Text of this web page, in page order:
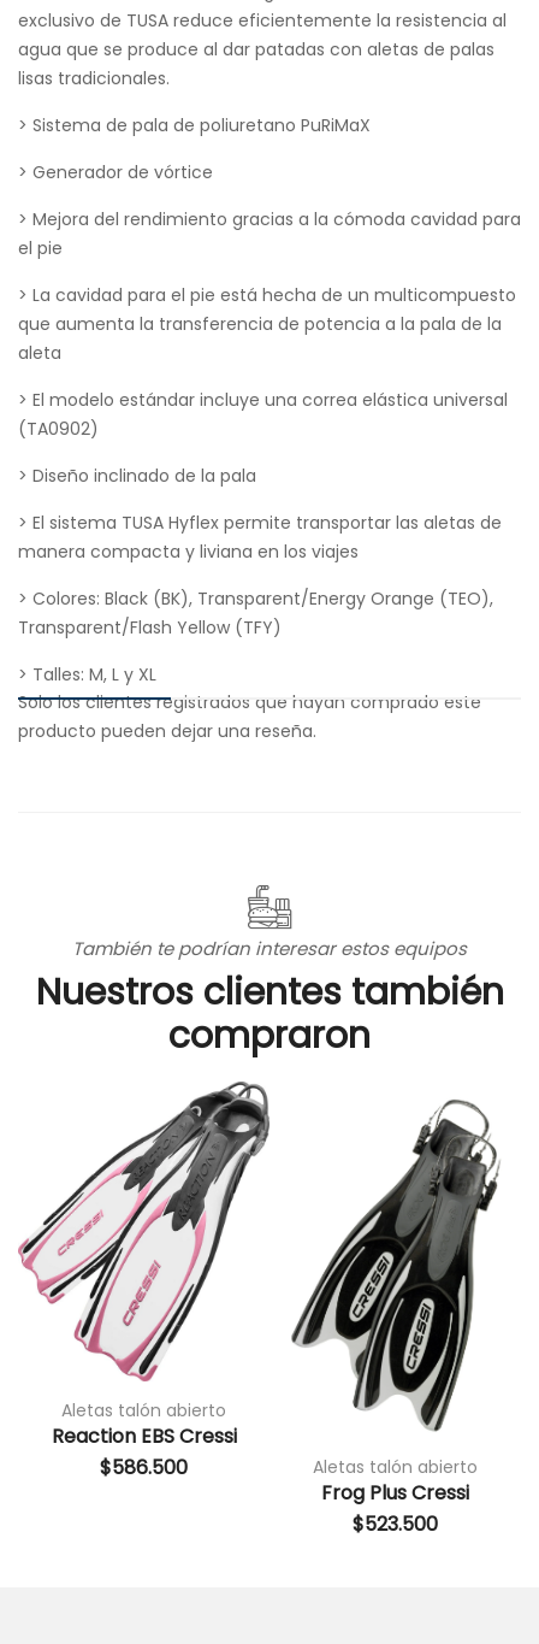
exclusivo de TUSA reduce eficientemente la resistencia al
agua que se produce al dar patadas con aletas de palas
lisas tradicionales.
> Sistema de pala de poliuretano PuRiMaX
> Generador de vórtice
> Mejora del rendimiento gracias a la cómoda cavidad para
el pie
> La cavidad para el pie está hecha de un multicompuesto
que aumenta la transferencia de potencia a la pala de la
aleta
> El modelo estándar incluye una correa elástica universal
(TA0902)
> Diseño inclinado de la pala
> El sistema TUSA Hyflex permite transportar las aletas de
manera compacta y liviana en los viajes
> Colores: Black (BK), Transparent/Energy Orange (TEO),
Transparent/Flash Yellow (TFY)
> Talles: M, L y XL
Solo los clientes registrados que hayan comprado este
producto pueden dejar una reseña.
También te podrían interesar estos equipos
Nuestros clientes también
compraron
Aletas talón abierto
Reaction EBS Cressi
$586.500 Aletas talón abierto
Frog Plus Cressi
$523.500